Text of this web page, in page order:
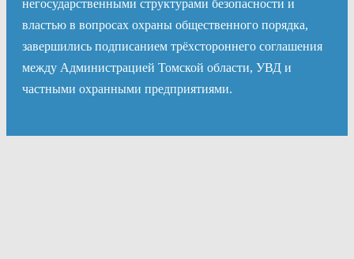
негосударственными структурами безопасности и
властью в вопросах охраны общественного порядка,
завершились подписанием трёхстороннего соглашения
между Администрацией Томской области, УВД и
частными охранными предприятиями.